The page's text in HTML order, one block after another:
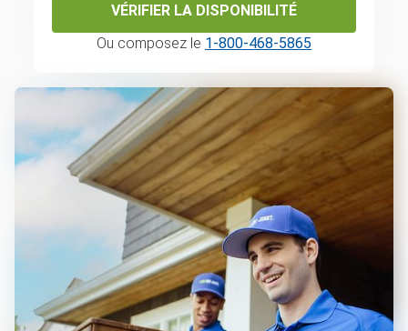
VÉRIFIER LA DISPONIBILITÉ
Ou composez le 1-800-468-5865